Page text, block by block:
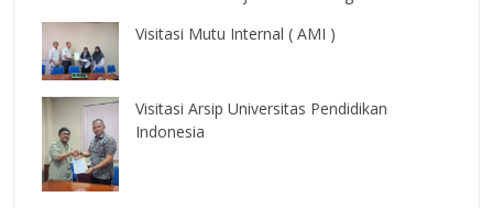
Visitasi Mutu Internal ( AMI )
Visitasi Arsip Universitas Pendidikan
Indonesia